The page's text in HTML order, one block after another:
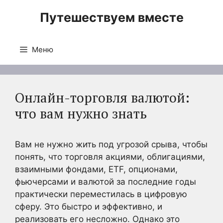
Путешествуем вместе
Меню
Онлайн-торговля валютой:
что вам нужно знать
Вам не нужно жить под угрозой срыва, чтобы
понять, что торговля акциями, облигациями,
взаимными фондами, ETF, опционами,
фьючерсами и валютой за последние годы
практически переместилась в цифровую
сферу. Это быстро и эффективно, и
реализовать его несложно. Однако это